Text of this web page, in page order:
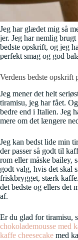
Jeg har glædet mig så
jer. Jeg har nemlig
bedste opskrift, og jeg
perfekt smag og god
Verdens bedste opskrift
Jeg mener det helt
tiramisu, jeg har fået.
bedre end i Italien. Jeg
mere om det længere
Jeg kan bedst lide min
der passer så godt til
rom eller måske bailey,
godt valg, hvis det skal
friskbrygget, stærk
det bedste og ellers det
af.
Er du glad for tiramisu,
chokolademousse med
kaffe cheesecake med